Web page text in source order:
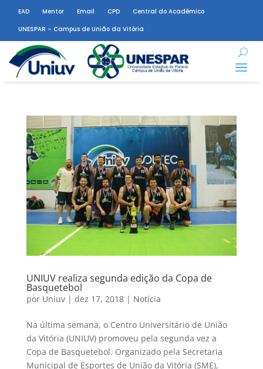
EAD Mentor Email CPD
Central do Acadêmico
UNESPAR – Campus de União da Vitória
UNIUV realiza segunda edição da Copa de
Basquetebol
por Uniuv| dez 17, 2018| Notícia
Na última semana, o Centro Universitário de União
da Vitória (UNIUV) promoveu pela segunda vez a
Copa de Basquetebol. Organizado pela Secretaria
Municipal de Esportes de União da Vitória (SME),